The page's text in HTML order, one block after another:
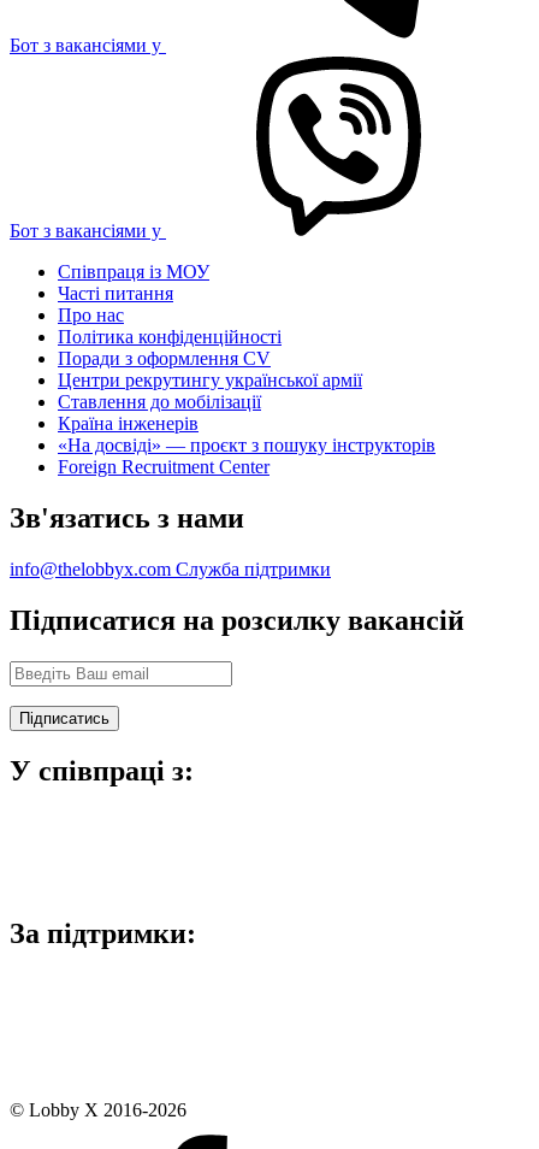
Бот з вакансіями у
Бот з вакансіями у
Співпраця із МОУ
Часті питання
Про нас
Політика конфіденційності
Поради з оформлення CV
Центри рекрутингу української армії
Ставлення до мобілізації
Країна інженерів
«На досвіді» — проєкт з пошуку інструкторів
Foreign Recruitment Center
Зв'язатись з нами
info@thelobbyx.com Служба підтримки
Підписатися на розсилку вакансій
У співпраці з:
За підтримки:
© Lobby X 2016-2026